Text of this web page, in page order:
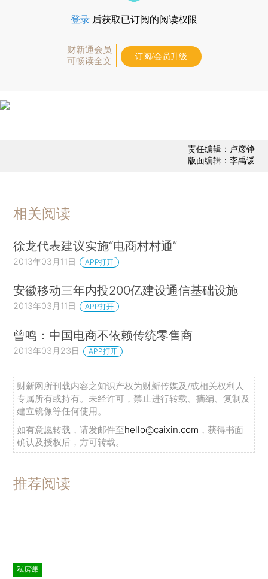
登录 后获取已订阅的阅读权限
财新通会员
可畅读全文
订阅/会员升级
责任编辑：卢彦铮
版面编辑：李禹谖
相关阅读
徐龙代表建议实施“电商村村通”
2013年03月11日 APP打开
安徽移动三年内投200亿建设通信基础设施
2013年03月11日 APP打开
曾鸣：中国电商不依赖传统零售商
2013年03月23日 APP打开
财新网所刊载内容之知识产权为财新传媒及/或相关权利人
专属所有或持有。未经许可，禁止进行转载、摘编、复制及
建立镜像等任何使用。
如有意愿转载，请发邮件至hello@caixin.com ，获得书面
确认及授权后，方可转载。
推荐阅读
私房课